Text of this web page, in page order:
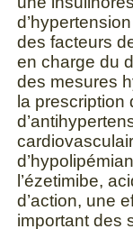
des facteurs
en charge du
des mesures
la prescription
l’ézetimibe,
d’action, une
important des